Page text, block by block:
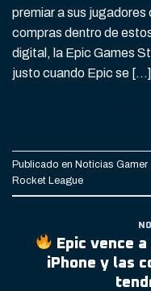
premiar a sus jugadores
compras dentro de
digital, la Epic Games
justo cuando Epic se […]
Publicado en Noticias Gamer
Rocket League
Epic vence
iPhone y las